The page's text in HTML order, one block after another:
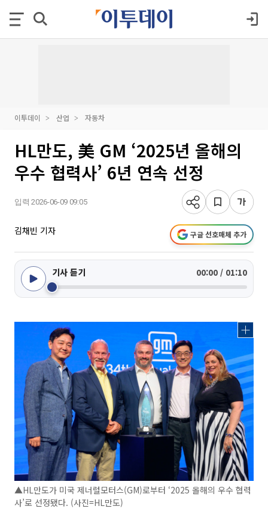
이투데이 산업 자동차
HL만도, 美 GM ‘2025년 올해의
우수 협력사’ 6년 연속 선정
입력 2026-06-09 09:05
김채빈 기자 구글 선호매체 추가
기사 듣기 00:00 / 01:10
▲HL만도가 미국 제너럴모터스(GM)로부터 ‘2025 올해의 우수 협력
사’로 선정됐다. (사진=HL만도)